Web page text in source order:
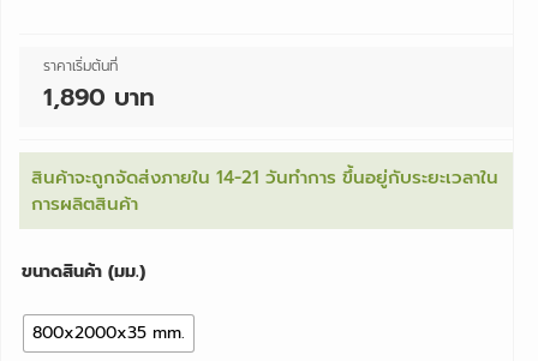
ราคาเริ่มต้นที่
1,890 บาท
สินค้าจะถูกจัดส่งภายใน 14-21 วันทำการ ขึ้นอยู่กับระยะเวลาใน
การผลิตสินค้า
ขนาดสินค้า (มม.)
800x2000x35 mm.